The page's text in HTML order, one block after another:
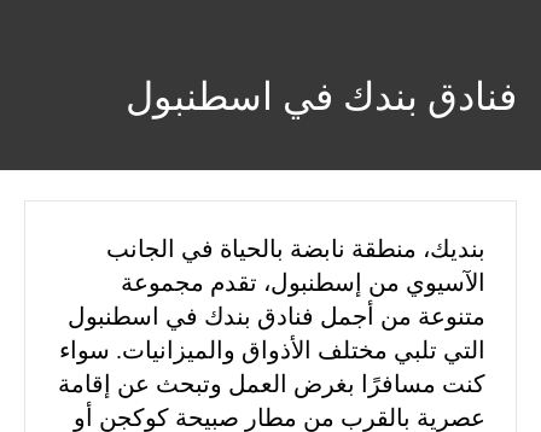
فنادق بندك في اسطنبول
بنديك، منطقة نابضة بالحياة في الجانب
الآسيوي من إسطنبول، تقدم مجموعة
متنوعة من أجمل فنادق بندك في اسطنبول
التي تلبي مختلف الأذواق والميزانيات. سواء
كنت مسافرًا بغرض العمل وتبحث عن إقامة
عصرية بالقرب من مطار صبيحة كوكجن أو